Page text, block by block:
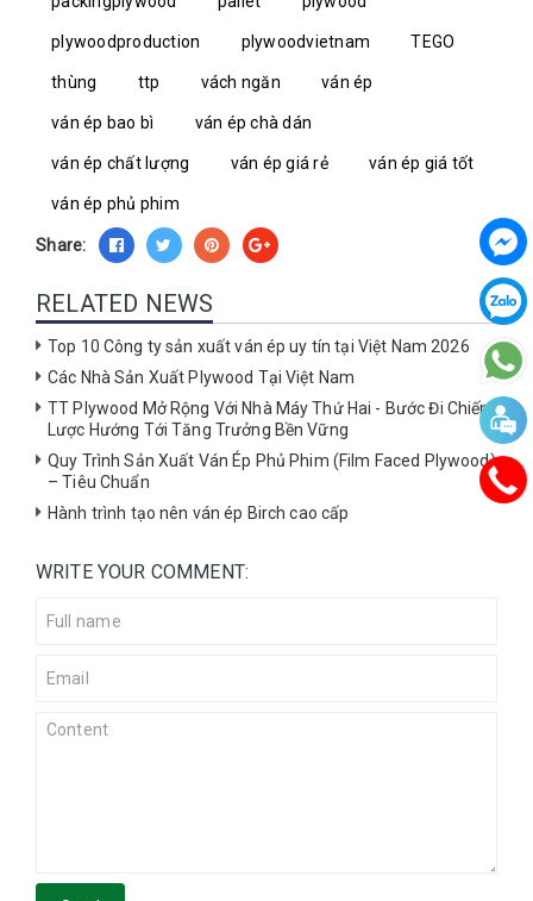
plywoodproduction plywoodvietnam TEGO
thùng ttp vách ngăn ván ép
ván ép bao bì ván ép chà dán
ván ép chất lượng ván ép giá rẻ ván ép giá tốt
ván ép phủ phim
Share:
RELATED NEWS
Top 10 Công ty sản xuất ván ép uy tín tại Việt Nam 2026
Các Nhà Sản Xuất Plywood Tại Việt Nam
TT Plywood Mở Rộng Với Nhà Máy Thứ Hai - Bước Đi Chiến
Lược Hướng Tới Tăng Trưởng Bền Vững
Quy Trình Sản Xuất Ván Ép Phủ Phim (Film Faced Plywood)
– Tiêu Chuẩn
Hành trình tạo nên ván ép Birch cao cấp
WRITE YOUR COMMENT: